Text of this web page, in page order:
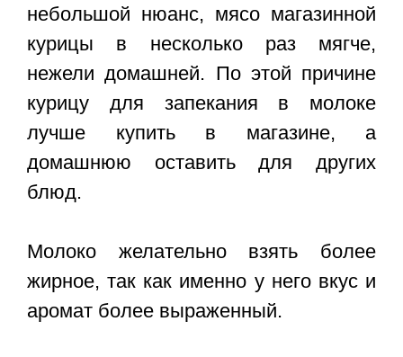
небольшой нюанс, мясо магазинной
курицы в несколько раз мягче,
нежели домашней. По этой причине
курицу для запекания в молоке
лучше купить в магазине, а
домашнюю оставить для других
блюд.
Молоко желательно взять более
жирное, так как именно у него вкус и
аромат более выраженный.